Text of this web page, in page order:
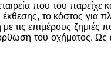
που του παρείχε
το κόστος για
τις επιμέρους ζημιές
του οχήματος. Ως